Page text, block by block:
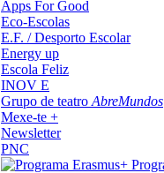
Apps For Good
Eco-Escolas
E.F. / Desporto Escolar
Energy up
Escola Feliz
INOV E
Grupo de teatro AbreMundos
Mexe-te +
Newsletter
PNC